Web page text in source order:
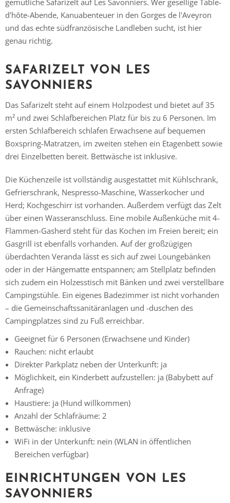
gemütliche Safarizelt auf Les Savonniers. Wer gesellige Table-
d'hôte-Abende, Kanuabenteuer in den Gorges de l'Aveyron
und das echte südfranzösische Landleben sucht, ist hier
genau richtig.
SAFARIZELT VON LES
SAVONNIERS
Das Safarizelt steht auf einem Holzpodest und bietet auf 35
m² und zwei Schlafbereichen Platz für bis zu 6 Personen. Im
ersten Schlafbereich schlafen Erwachsene auf bequemen
Boxspring-Matratzen, im zweiten stehen ein Etagenbett sowie
drei Einzelbetten bereit. Bettwäsche ist inklusive.
Die Küchenzeile ist vollständig ausgestattet mit Kühlschrank,
Gefrierschrank, Nespresso-Maschine, Wasserkocher und
Herd; Kochgeschirr ist vorhanden. Außerdem verfügt das Zelt
über einen Wasseranschluss. Eine mobile Außenküche mit 4-
Flammen-Gasherd steht für das Kochen im Freien bereit; ein
Gasgrill ist ebenfalls vorhanden. Auf der großzügigen
überdachten Veranda lässt es sich auf zwei Loungebänken
oder in der Hängematte entspannen; am Stellplatz befinden
sich zudem ein Holzesstisch mit Bänken und zwei verstellbare
Campingstühle. Ein eigenes Badezimmer ist nicht vorhanden
– die Gemeinschaftssanitäranlagen und -duschen des
Campingplatzes sind zu Fuß erreichbar.
Geeignet für 6 Personen (Erwachsene und Kinder)
Rauchen: nicht erlaubt
Direkter Parkplatz neben der Unterkunft: ja
Möglichkeit, ein Kinderbett aufzustellen: ja (Babybett auf
Anfrage)
Haustiere: ja (Hund willkommen)
Anzahl der Schlafräume: 2
Bettwäsche: inklusive
WiFi in der Unterkunft: nein (WLAN in öffentlichen
Bereichen verfügbar)
EINRICHTUNGEN VON LES
SAVONNIERS